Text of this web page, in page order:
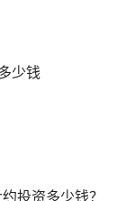
少钱
投资多少钱？